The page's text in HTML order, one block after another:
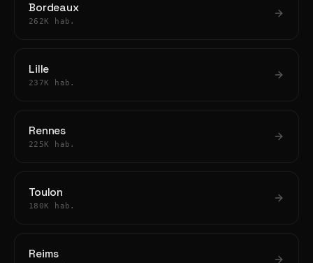
Bordeaux
262K hab.
Lille
237K hab.
Rennes
225K hab.
Toulon
180K hab.
Reims